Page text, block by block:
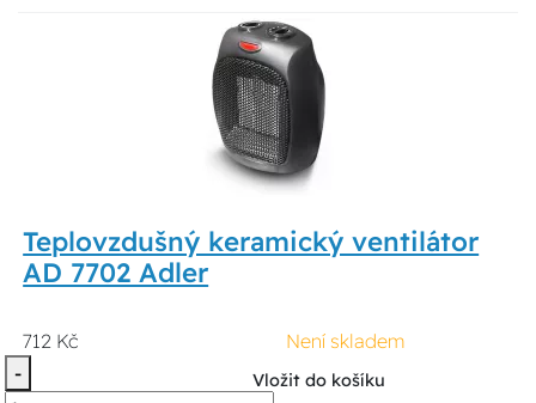
Teplovzdušný keramický ventilátor
AD 7702 Adler
712 Kč
Není skladem
-
Vložit do košíku